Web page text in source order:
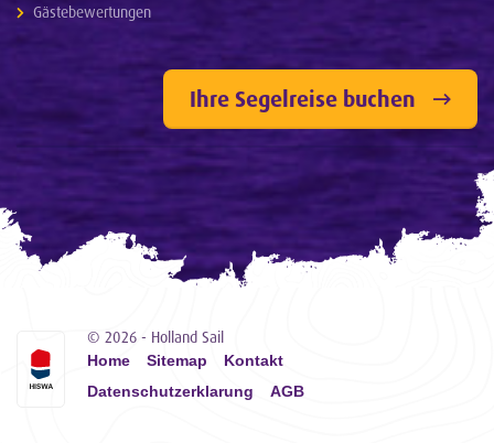
Gästebewertungen
Ihre Segelreise buchen
© 2026 - Holland Sail
Home Sitemap
Kontakt
Datenschutzerklarung
AGB